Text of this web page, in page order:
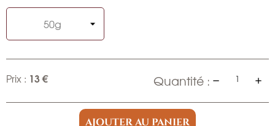
Prix : 13 € Quantité :
AJOUTER AU PANIER